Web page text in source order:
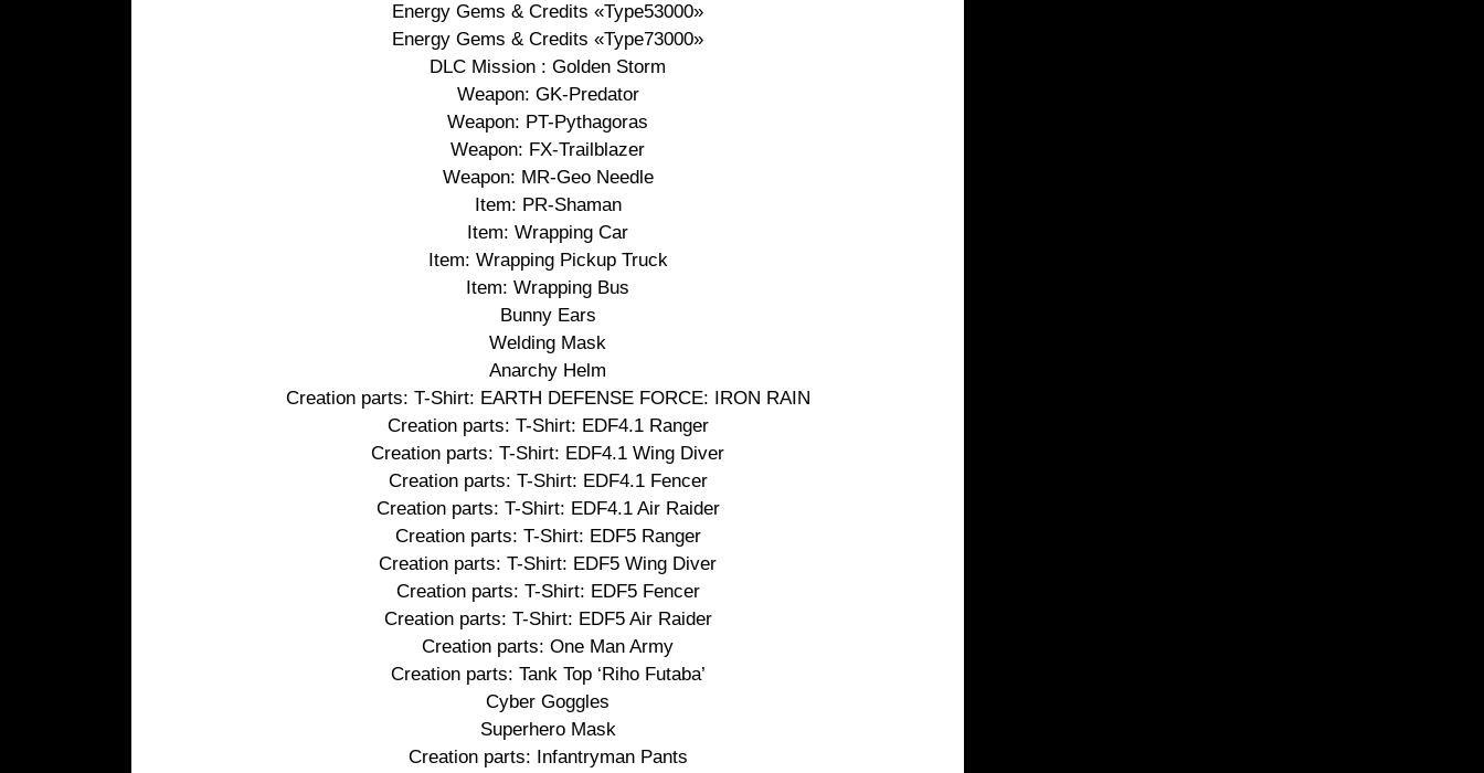
Energy Gems & Credits «Type53000»
Energy Gems & Credits «Type73000»
DLC Mission : Golden Storm
Weapon: GK-Predator
Weapon: PT-Pythagoras
Weapon: FX-Trailblazer
Weapon: MR-Geo Needle
Item: PR-Shaman
Item: Wrapping Car
Item: Wrapping Pickup Truck
Item: Wrapping Bus
Bunny Ears
Welding Mask
Anarchy Helm
Creation parts: T-Shirt: EARTH DEFENSE FORCE: IRON RAIN
Creation parts: T-Shirt: EDF4.1 Ranger
Creation parts: T-Shirt: EDF4.1 Wing Diver
Creation parts: T-Shirt: EDF4.1 Fencer
Creation parts: T-Shirt: EDF4.1 Air Raider
Creation parts: T-Shirt: EDF5 Ranger
Creation parts: T-Shirt: EDF5 Wing Diver
Creation parts: T-Shirt: EDF5 Fencer
Creation parts: T-Shirt: EDF5 Air Raider
Creation parts: One Man Army
Creation parts: Tank Top ‘Riho Futaba’
Cyber Goggles
Superhero Mask
Creation parts: Infantryman Pants